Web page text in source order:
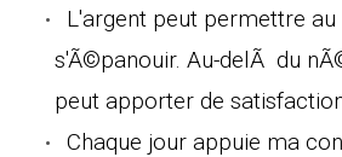
L'argent peut permettre au
s'Ã©panouir. Au-delÃ du
peut apporter de
Chaque jour appuie ma